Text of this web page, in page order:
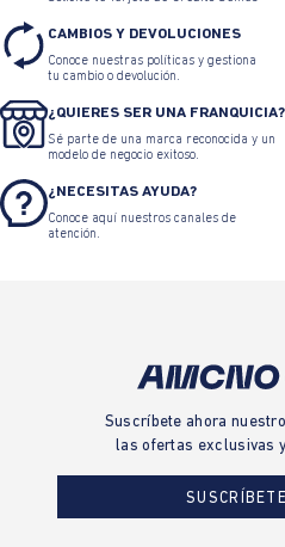
CAMBIOS Y DEVOLUCIONES
Conoce nuestras políticas y gestiona
tu cambio o devolución.
¿QUIERES SER UNA FRANQUICIA?
Sé parte de una marca reconocida y un
modelo de negocio exitoso.
¿NECESITAS AYUDA?
Conoce aquí nuestros canales de
atención.
Suscríbete ahora
las ofertas exclusivas